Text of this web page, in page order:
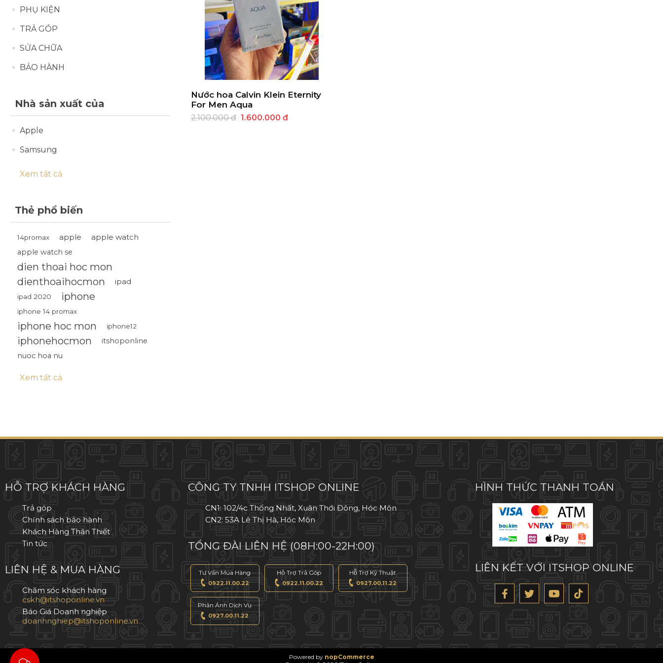
PHỤ KIỆN
TRẢ GÓP
SỬA CHỮA
BẢO HÀNH
Nhà sản xuất của
Apple
Samsung
Xem tất cả
Thẻ phổ biến
14promax apple apple watch
apple watch se
dien thoai hoc mon
dienthoaihocmon
ipad
ipad 2020 iphone
iphone 14 promax
iphone hoc mon iphone12
iphonehocmon
itshoponline
nuoc hoa nu
Xem tất cả
Nước hoa Calvin Klein Eternity
For Men Aqua
2.100.000 đ 1.600.000 đ
HỖ TRỢ KHÁCH HÀNG
Trả góp
Chính sách bảo hành
Khách Hàng Thân Thiết
Tin tức
LIÊN HỆ & MUA HÀNG
Chăm sóc khách hàng
Báo Giá Doanh nghiệp
CÔNG TY TNHH ITSHOP ONLINE
CN1: 102/4c Thống Nhất, Xuân Thới Đông, Hóc Môn
CN2: 53A Lê Thị Hà, Hóc Môn
TỔNG ĐÀI LIÊN HỆ (08H:00-22H:00)
Tư Vấn Mua Hàng
0922.11.00.22
Hỗ Trợ Trả Góp
0922.11.00.22
Hỗ Trợ Kỹ Thuật
0927.00.11.22
Phản Ánh Dịch Vụ
0927.00.11.22
HÌNH THỨC THANH TOÁN
LIÊN KẾT VỚI ITSHOP ONLINE
Powered by nopCommerce
IPHONE 16E
IPHONE 15 PRO MAX
IPHONE 15 PLUS
IPHONE 14 PRO MAX
IPHONE 14
IPHONE 14 PLUS
IPHONE 13 PRO MAX
IPHONE 13 PRO
IPHONE 12
IPHONE 11 PRO MAX
IPHONE XS MAX
IPHONE XS
IPHONE X
IPHONE 8 PLUS
IPHONE 8
IPHONE 7 PLUS
IPAD AIR 5